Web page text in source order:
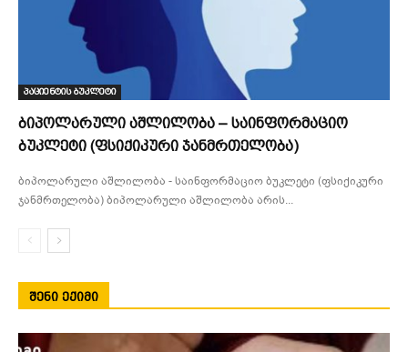
პაციენტის ბუკლეტი
ბიპოლარული აშლილობა – საინფორმაციო
ბუკლეტი (ფსიქიკური ჯანმრთელობა)
ბიპოლარული აშლილობა - საინფორმაციო ბუკლეტი (ფსიქიკური
ჯანმრთელობა) ბიპოლარული აშლილობა არის...
ᲨᲔᲜᲘ ᲔᲥᲘᲛᲘ